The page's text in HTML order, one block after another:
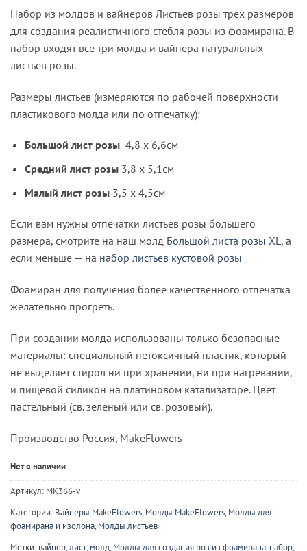
Набор из молдов и вайнеров Листьев розы трех размеров
для создания реалистичного стебля розы из фоамирана. В
набор входят все три молда и вайнера натуральных
листьев розы.
Размеры листьев (измеряются по рабочей поверхности
пластикового молда или по отпечатку):
Большой лист розы4,8 х 6,6см
Средний лист розы 3,8 х 5,1см
Малый лист розы3,5 х 4,5см
Если вам нужны отпечатки листьев розы большего
размера, смотрите на наш молд Большой листа розы XL, а
если меньше — на набор листьев кустовой розы
Фоамиран для получения более качественного отпечатка
желательно прогреть.
При создании молда использованы только безопасные
материалы: специальный нетоксичный пластик, который
не выделяет стирол ни при хранении, ни при нагревании,
и пищевой силикон на платиновом катализаторе. Цвет
пастельный (св. зеленый или св. розовый).
Производство Россия, MakeFlowers
Нет в наличии
Артикул: MK366-v
Категории: Вайнеры MakeFlowers,Молды MakeFlowers,Молды для
фоамирана и изолона,Молды листьев
Метки: вайнер,лист,молд,Молды для создания роз из фоамирана,набор,